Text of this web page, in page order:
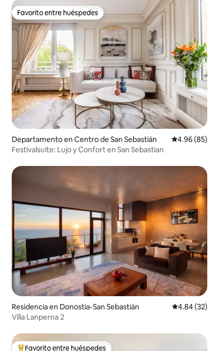
Favorito entre huéspedes
Favorito entre huéspedes
Departamento en Centro de San Sebastián Calificación
4.96 (85)
Festivalsuite: Lujo y Confort en San Sebastian
Residencia en Donostia-San Sebastián Calificación
4.84 (32)
Villa Lanperna 2
Favorito entre huéspedes